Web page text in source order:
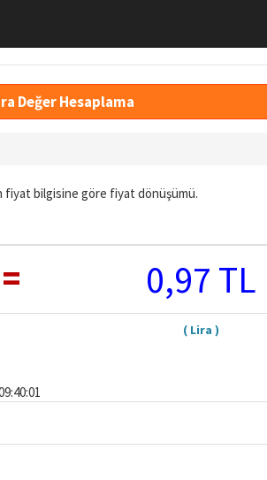
Değer Hesaplama
fiyat bilgisine göre fiyat dönüşümü.
= 0,97 TL
( Lira )